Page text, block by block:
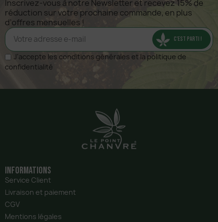
Inscrivez-vous à notre Newsletter et recevez 15% de
réduction sur votre prochaine commande, en plus
d’offres mensuelles !
C'EST PARTI !
J'accepte les conditions générales et la politique de
confidentialité
Informations
Service Client
Livraison et paiement
CGV
Mentions légales